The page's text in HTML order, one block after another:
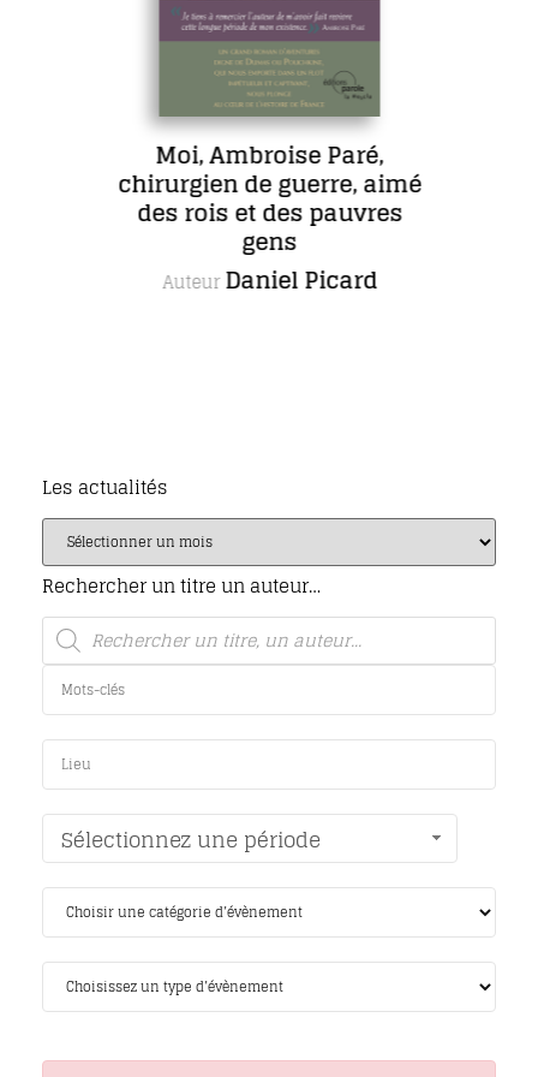
Moi, Ambroise Paré,
chirurgien de guerre, aimé
des rois et des pauvres
gens
Auteur Daniel Picard
Les actualités
Rechercher un titre un auteur…
Sélectionnez une période